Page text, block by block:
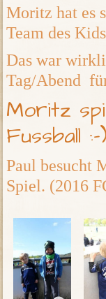
Moritz hat es
Team des
Das war
Tag/Abend
Moritz
Fussball :-)
Paul besucht
Spiel. (2016